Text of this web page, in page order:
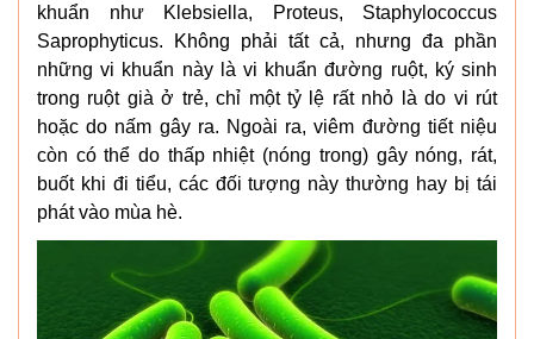
khuẩn như Klebsiella, Proteus, Staphylococcus
Saprophyticus. Không phải tất cả, nhưng đa phần
những vi khuẩn này là vi khuẩn đường ruột, ký sinh
trong ruột già ở trẻ, chỉ một tỷ lệ rất nhỏ là do vi rút
hoặc do nấm gây ra. Ngoài ra, viêm đường tiết niệu
còn có thể do thấp nhiệt (nóng trong) gây nóng, rát,
buốt khi đi tiểu, các đối tượng này thường hay bị tái
phát vào mùa hè.